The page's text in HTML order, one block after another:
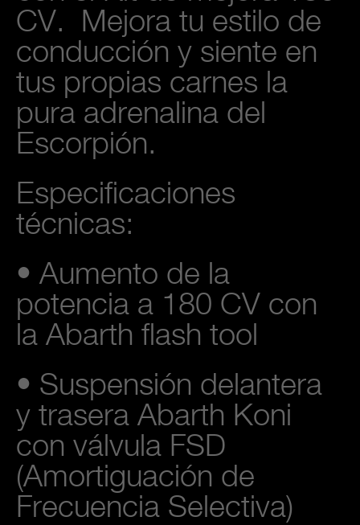
CV. Mejora tu estilo de
conducción y siente en
tus propias carnes la
pura adrenalina del
Escorpión.
Especificaciones
técnicas:
• Aumento de la
potencia a 180 CV con
la Abarth flash tool
• Suspensión delantera
y trasera Abarth Koni
con válvula FSD
(Amortiguación de
Frecuencia Selectiva)